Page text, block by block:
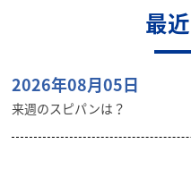
最
2026年08月05日
来週のスピパンは？